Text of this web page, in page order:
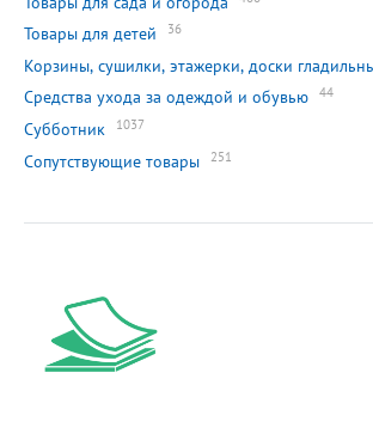
Товары для детей 36
Корзины, сушилки, этажерки, доски
Средства ухода за одеждой и обувью 44
Субботник 1037
Сопутствующие товары 251